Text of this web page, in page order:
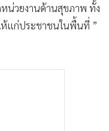
น่วยงานด้านสุขภาพ ทั้ง
ห้แก่ประชาชนในพื้นที่ ”